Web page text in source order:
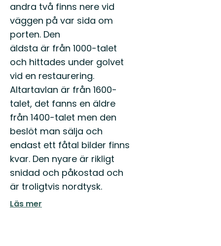
andra två finns nere vid
väggen på var sida om
porten. Den
äldsta är från 1000-talet
och hittades under golvet
vid en restaurering.
Altartavlan är från 1600-
talet, det fanns en äldre
från 1400-talet men den
beslöt man sälja och
endast ett fåtal bilder finns
kvar. Den nyare är rikligt
snidad och påkostad och
är troligtvis nordtysk.
Läs mer